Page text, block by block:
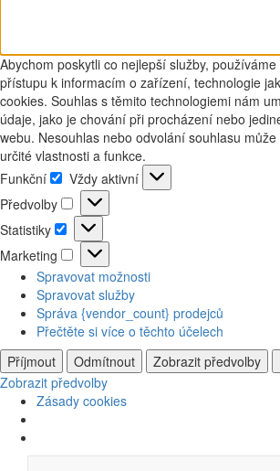
Abychom poskytli co nejlepší služby,
přístupu k informacím o zařízení, technologie
cookies. Souhlas s těmito technologiemi nám
údaje, jako je chování při procházení nebo
webu. Nesouhlas nebo odvolání souhlasu
určité vlastnosti a funkce.
Funkční
Funkční
Vždy aktivní
Předvolby
Předvolby
Statistiky
Statistiky
Marketing
Marketing
Spravovat možnosti
Spravovat služby
Správa {vendor_count} prodejců
Přečtěte si více o těchto účelech
Příjmout
Odmítnout Zobrazit předvolby
Zobrazit předvolby
Zásady cookies